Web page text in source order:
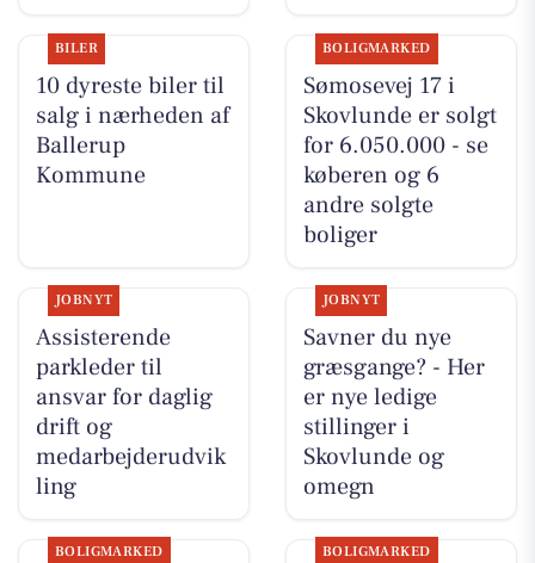
BILER
10 dyreste biler til
salg i nærheden af
Ballerup
Kommune
BOLIGMARKED
Sømosevej 17 i
Skovlunde er solgt
for 6.050.000 - se
køberen og 6
andre solgte
boliger
JOBNYT
Assisterende
parkleder til
ansvar for daglig
drift og
medarbejderudvik
ling
JOBNYT
Savner du nye
græsgange? - Her
er nye ledige
stillinger i
Skovlunde og
omegn
BOLIGMARKED BOLIGMARKED